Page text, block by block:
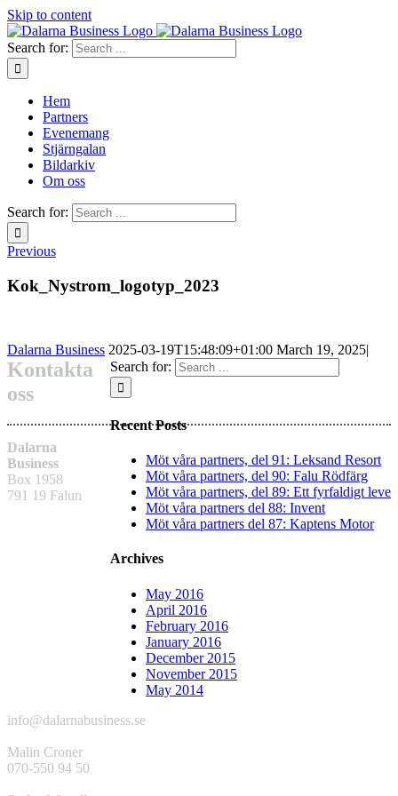
Skip to content
Search for:
Hem
Partners
Evenemang
Stjärngalan
Bildarkiv
Om oss
Search for:
Previous
Kok_Nystrom_logotyp_2023
Dalarna Business 2025-03-19T15:48:09+01:00 March 19, 2025|
Search for:
Recent Posts
Möt våra partners, del 91: Leksand Resort
Möt våra partners, del 90: Falu Rödfärg
Möt våra partners, del 89: Ett fyrfaldigt leve
Möt våra partners del 88: Invent
Möt våra partners del 87: Kaptens Motor
Archives
May 2016
April 2016
February 2016
January 2016
December 2015
November 2015
May 2014
Kontakta
oss
Dalarna
Business
Box 1958
791 19 Falun
info@dalarnabusiness.se
Malin Croner
070-550 94 50